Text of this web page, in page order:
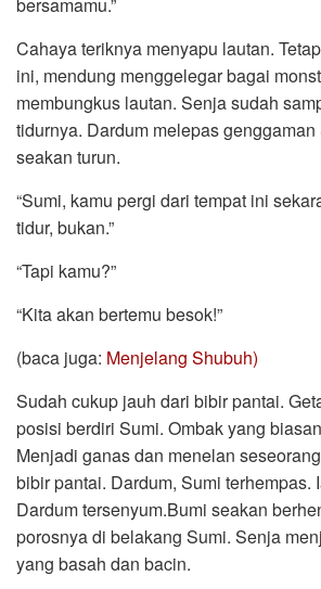
Cahaya teriknya menyapu lautan.
ini, mendung menggelegar bagai
membungkus lautan. Senja sudah
tidurnya. Dardum melepas
seakan turun.
“Sumi, kamu pergi dari tempat ini
tidur, bukan.”
“Tapi kamu?”
“Kita akan bertemu besok!”
(baca juga: Menjelang Shubuh)
Sudah cukup jauh dari bibir pantai.
posisi berdiri Sumi. Ombak yang
Menjadi ganas dan menelan
bibir pantai. Dardum, Sumi terhempas.
Dardum tersenyum.Bumi seakan
porosnya di belakang Sumi. Senja
yang basah dan bacin.